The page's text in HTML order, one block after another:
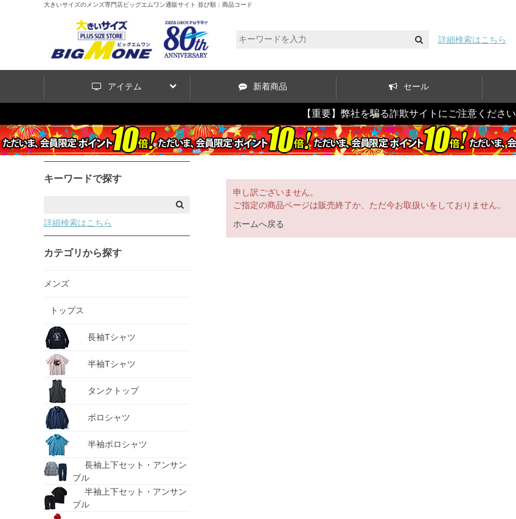
大きいサイズのメンズ専門店ビッグエムワン通販サイト 並び順：商品コード
詳細検索はこちら
アイテム 新着商品 セール
【重要】弊社を騙る詐欺サイトにご注意ください
キーワードで探す
詳細検索はこちら
カテゴリから探す
メンズ
トップス
長袖Tシャツ
半袖Tシャツ
タンクトップ
ポロシャツ
半袖ポロシャツ
長袖上下セット・アンサン
ブル
半袖上下セット・アンサン
ブル
申し訳ございません。
ご指定の商品ページは販売終了か、ただ今お取扱いをしておりません。
ホームへ戻る